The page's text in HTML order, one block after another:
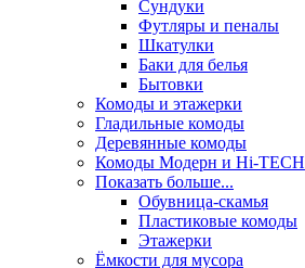
Сундуки
Футляры и пеналы
Шкатулки
Баки для белья
Бытовки
Комоды и этажерки
Гладильные комоды
Деревянные комоды
Комоды Модерн и Hi-TECH
Показать больше...
Обувница-скамья
Пластиковые комоды
Этажерки
Ёмкости для мусора